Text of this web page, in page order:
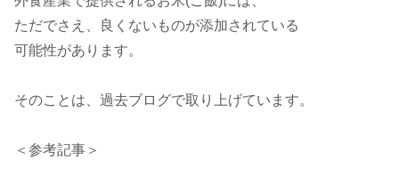
ただでさえ、良くないものが添加されている
可能性があります。
そのことは、過去ブログで取り上げています。
＜参考記事＞